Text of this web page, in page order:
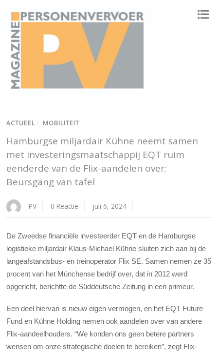
ACTUEEL / MOBILITEIT
Hamburgse miljardair Kühne neemt samen
met investeringsmaatschappij EQT ruim
eenderde van de Flix-aandelen over;
Beursgang van tafel
PV 0 Reactie juli 6, 2024
De Zweedse financiële investeerder EQT en de Hamburgse
logistieke miljardair Klaus-Michael Kühne sluiten zich aan bij de
langeafstandsbus- en treinoperator Flix SE. Samen nemen ze 35
procent van het Münchense bedrijf over, dat in 2012 werd
opgericht, berichtte de Süddeutsche Zeitung in een primeur.
Een deel hiervan is nieuw eigen vermogen, en het EQT Future
Fund en Kühne Holding nemen ook aandelen over van andere
Flix-aandeelhouders. “We konden ons geen betere partners
wensen om onze strategische doelen te bereiken”, zegt Flix-